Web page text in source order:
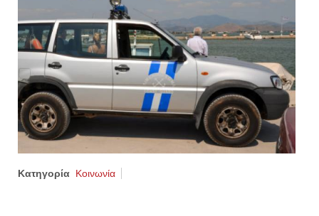
Κατηγορία Κοινωνία